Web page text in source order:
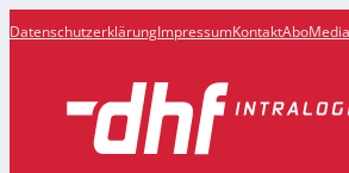
DatenschutzerklärungImpressumKontaktAbo